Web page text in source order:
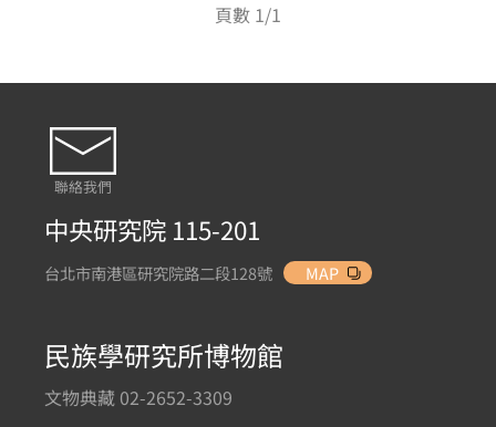
頁數 1/1
聯絡我們
中央研究院 115-201
台北市南港區研究院路二段128號 MAP
民族學研究所博物館
文物典藏 02-2652-3309